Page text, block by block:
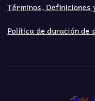
Términos, Definiciones
Política de duración de